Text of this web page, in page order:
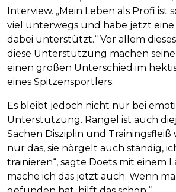
Interview. „Mein Leben als Profi ist
viel unterwegs und habe jetzt eine
dabei unterstützt.“ Vor allem
diese Unterstützung machen
einen großen Unterschied im
eines Spitzensportlers.
Es bleibt jedoch nicht nur bei
Unterstützung. Rangel ist auch
Sachen Disziplin und Trainingsfleiß
nur das, sie nörgelt auch ständig,
trainieren“, sagte Doets mit einem
mache ich das jetzt auch. Wenn